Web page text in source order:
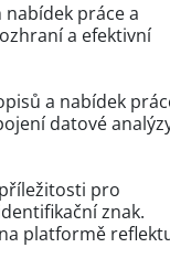
práce a
a efektivní
a nabídek
datové
pro
znak.
platformě